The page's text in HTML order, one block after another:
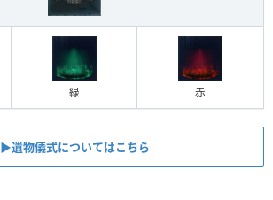
緑 赤
▶︎遺物儀式についてはこちら